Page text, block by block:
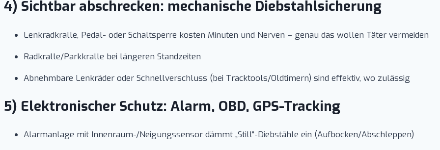
4) Sichtbar abschrecken: mechanische Diebstahlsicherung
Lenkradkralle, Pedal- oder Schaltsperre kosten Minuten und Nerven – genau das wollen Täter vermeiden
Radkralle/Parkkralle bei längeren Standzeiten
Abnehmbare Lenkräder oder Schnellverschluss (bei Tracktools/Oldtimern) sind effektiv, wo zulässig
5) Elektronischer Schutz: Alarm, OBD, GPS-Tracking
Alarmanlage mit Innenraum-/Neigungssensor dämmt „Still“-Diebstähle ein (Aufbocken/Abschleppen)